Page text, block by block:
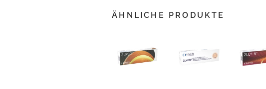
ÄHNLICHE PRODUKTE